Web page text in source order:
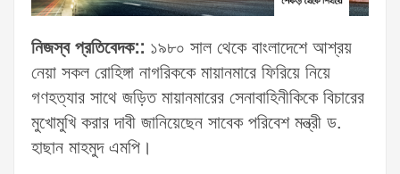
নিজস্ব প্রতিবেদক:: ১৯৮০ সাল থেকে বাংলাদেশে আশ্রয়
নেয়া সকল রোহিঙ্গা নাগরিককে মায়ানমারে ফিরিয়ে নিয়ে
গণহত্যার সাথে জড়িত মায়ানমারের সেনাবাহিনীকিকে বিচারের
মুখোমুখি করার দাবী জানিয়েছেন সাবেক পরিবেশ মন্ত্রী ড.
হাছান মাহমুদ এমপি।